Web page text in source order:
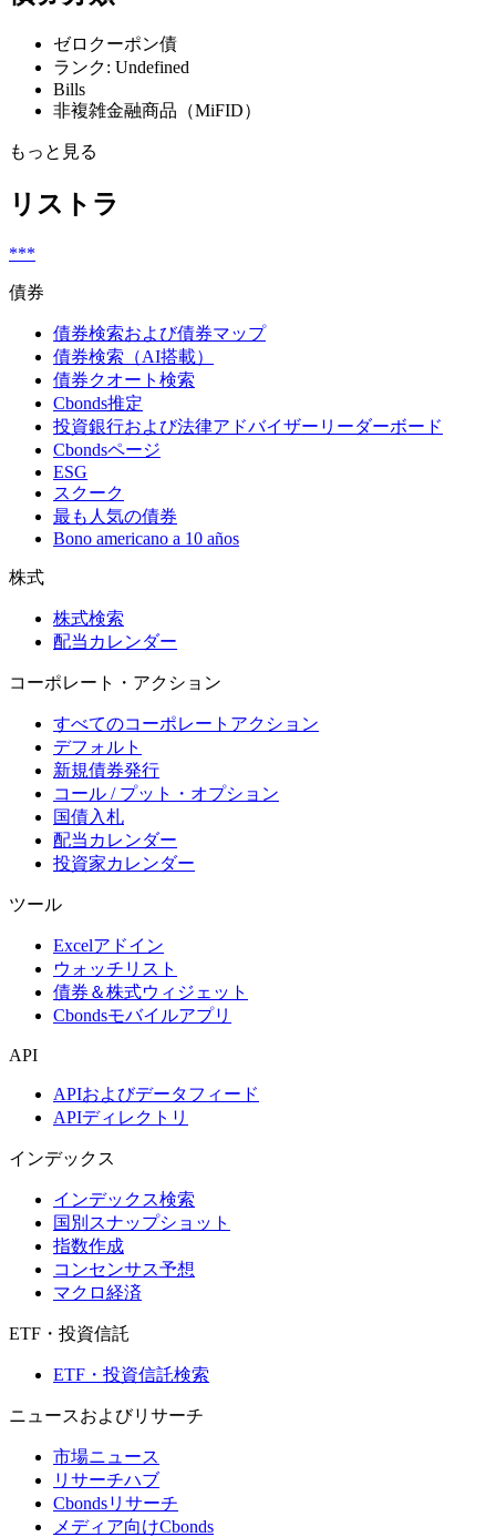
ゼロクーポン債
ランク: Undefined
Bills
非複雑金融商品（MiFID）
もっと見る
リストラ
***
債券
債券検索および債券マップ
債券検索（AI搭載）
債券クオート検索
Cbonds推定
投資銀行および法律アドバイザーリーダーボード
Cbondsページ
ESG
スクーク
最も人気の債券
Bono americano a 10 años
株式
株式検索
配当カレンダー
コーポレート・アクション
すべてのコーポレートアクション
デフォルト
新規債券発行
コール / プット・オプション
国債入札
配当カレンダー
投資家カレンダー
ツール
Excelアドイン
ウォッチリスト
債券＆株式ウィジェット
Cbondsモバイルアプリ
API
APIおよびデータフィード
APIディレクトリ
インデックス
インデックス検索
国別スナップショット
指数作成
コンセンサス予想
マクロ経済
ETF・投資信託
ETF・投資信託検索
ニュースおよびリサーチ
市場ニュース
リサーチハブ
Cbondsリサーチ
メディア向けCbonds